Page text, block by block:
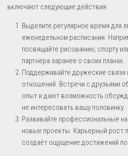
включают следующие действия:
Выделите регулярное время для
еженедельном расписании.
посвящайте рисованию, спорту
партнёра заранее о своих планах.
Поддерживайте дружеские связи
отношений. Встречи с друзьями
опыт и дают возможность
не интересовать вашу половинку.
Развивайте профессиональные
новые проекты. Карьерный рост
создаёт ощущение достижений